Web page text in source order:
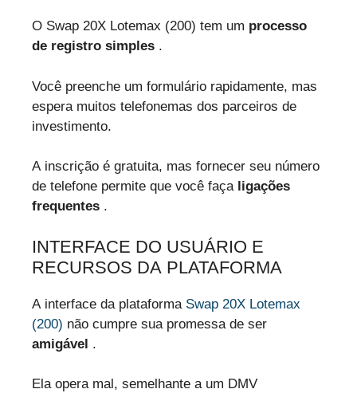
O Swap 20X Lotemax (200) tem um processo
de registro simples .
Você preenche um formulário rapidamente, mas
espera muitos telefonemas dos parceiros de
investimento.
A inscrição é gratuita, mas fornecer seu número
de telefone permite que você faça ligações
frequentes .
INTERFACE DO USUÁRIO E
RECURSOS DA PLATAFORMA
A interface da plataforma Swap 20X Lotemax
(200) não cumpre sua promessa de ser
amigável .
Ela opera mal, semelhante a um DMV